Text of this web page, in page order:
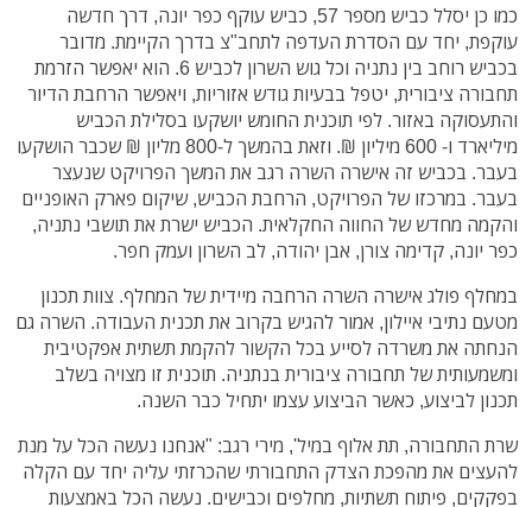
כמו כן יסלל כביש מספר 57, כביש עוקף כפר יונה, דרך חדשה
עוקפת, יחד עם הסדרת העדפה לתחב"צ בדרך הקיימת. מדובר
בכביש רוחב בין נתניה וכל גוש השרון לכביש 6. הוא יאפשר הזרמת
תחבורה ציבורית, יטפל בבעיות גודש אזוריות, ויאפשר הרחבת הדיור
והתעסוקה באזור. לפי תוכנית החומש יושקעו בסלילת הכביש
מיליארד ו- 600 מיליון ₪. וזאת בהמשך ל-800 מליון ₪ שכבר הושקעו
בעבר. בכביש זה אישרה השרה רגב את המשך הפרויקט שנעצר
בעבר. במרכזו של הפרויקט, הרחבת הכביש, שיקום פארק האופניים
והקמה מחדש של החווה החקלאית. הכביש ישרת את תושבי נתניה,
כפר יונה, קדימה צורן, אבן יהודה, לב השרון ועמק חפר.
במחלף פולג אישרה השרה הרחבה מיידית של המחלף. צוות תכנון
מטעם נתיבי איילון, אמור להגיש בקרוב את תכנית העבודה. השרה גם
הנחתה את משרדה לסייע בכל הקשור להקמת תשתית אפקטיבית
ומשמעותית של תחבורה ציבורית בנתניה. תוכנית זו מצויה בשלב
תכנון לביצוע, כאשר הביצוע עצמו יתחיל כבר השנה.
שרת התחבורה, תת אלוף במיל', מירי רגב: "אנחנו נעשה הכל על מנת
להעצים את מהפכת הצדק התחבורתי שהכרזתי עליה יחד עם הקלה
בפקקים, פיתוח תשתיות, מחלפים וכבישים. נעשה הכל באמצעות